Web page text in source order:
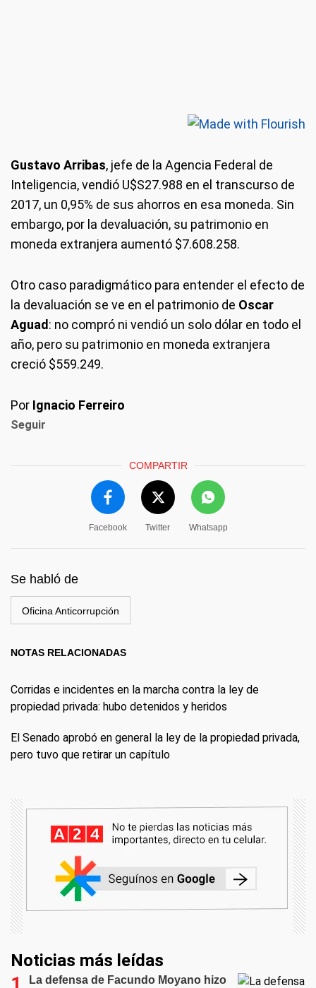
Gustavo Arribas, jefe de la Agencia Federal de
Inteligencia, vendió U$S27.988 en el transcurso de
2017, un 0,95% de sus ahorros en esa moneda. Sin
embargo, por la devaluación, su patrimonio en
moneda extranjera aumentó $7.608.258.
Otro caso paradigmático para entender el efecto de
la devaluación se ve en el patrimonio de Oscar
Aguad : no compró ni vendió un solo dólar en todo el
año, pero su patrimonio en moneda extranjera
creció $559.249.
Por Ignacio Ferreiro
Seguir
COMPARTIR
Facebook Twitter Whatsapp
Se habló de
Oficina Anticorrupción
NOTAS RELACIONADAS
Corridas e incidentes en la marcha contra la ley de
propiedad privada: hubo detenidos y heridos
El Senado aprobó en general la ley de la propiedad privada,
pero tuvo que retirar un capítulo
Noticias más leídas
La defensa de Facundo Moyano hizo